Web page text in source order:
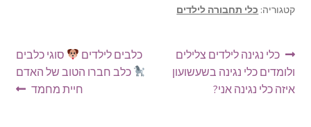
קטגוריה: כלי תחבורה לילדים
ניווט
הפוסט
הקודם:
כלי נגינה לילדים צלילים
ולומדים כלי נגינה בשעשועון
איזה כלי נגינה אני?
הפוסט
הבא:
כלבים לילדים
סוגי כלבים
כלב חברו הטוב של האדם
חיית מחמד